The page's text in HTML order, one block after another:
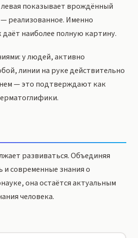
показывает врождённый
реализованное. Именно
даёт наиболее полную картину.
у людей, активно
линии на руке действительно
— это подтверждают как
развиваться. Объединяя
современные знания о
она остаётся актуальным
человека.